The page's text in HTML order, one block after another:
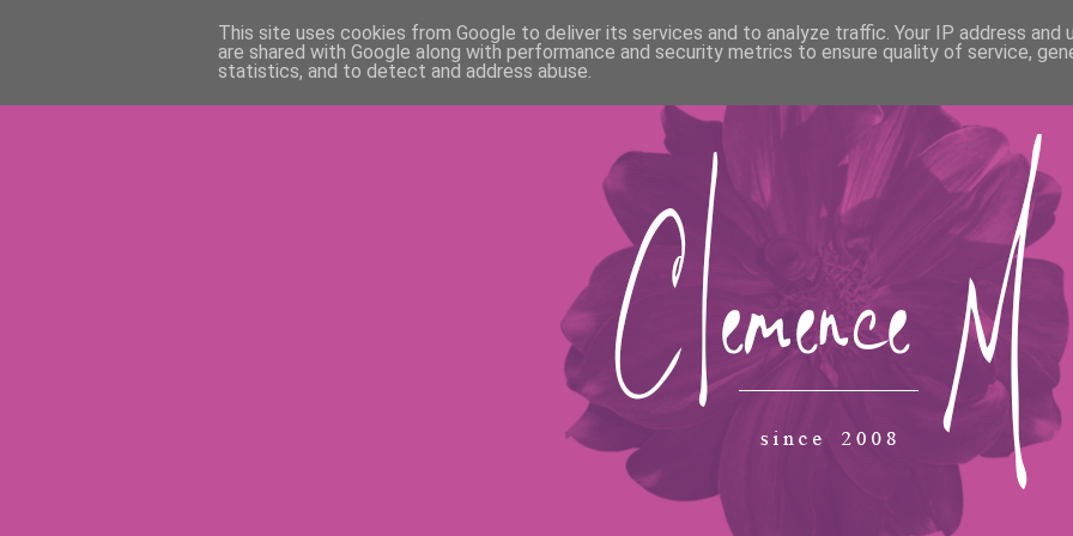
This site uses cookies from Google to deliver its services and to analyze traffic. Your IP address and
are shared with Google along with performance and security metrics to ensure quality of service,
statistics, and to detect and address abuse.